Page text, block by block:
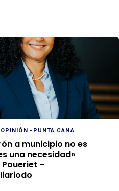
OPINIÓN - PUNTA CANA
a municipio no es
una necesidad»
–